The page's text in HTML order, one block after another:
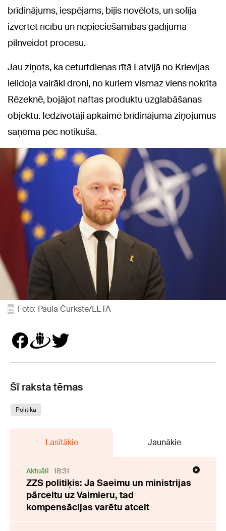
brīdinājums, iespējams, bijis novēlots, un solīja
izvērtēt rīcību un nepieciešamības gadījumā
pilnveidot procesu.
Jau ziņots, ka ceturtdienas rītā Latvijā no Krievijas
ielidoja vairāki droni, no kuriem vismaz viens nokrita
Rēzeknē, bojājot naftas produktu uzglabāšanas
objektu. Iedzīvotāji apkaimē brīdinājuma ziņojumus
saņēma pēc notikušā.
Foto: Paula Čurkste/LETA
Šī raksta tēmas
Politika
Lasītākie Jaunākie
Aktuāli 18:31
ZZS politiķis: Ja Saeimu un ministrijas
pārceltu uz Valmieru, tad
kompensācijas varētu atcelt